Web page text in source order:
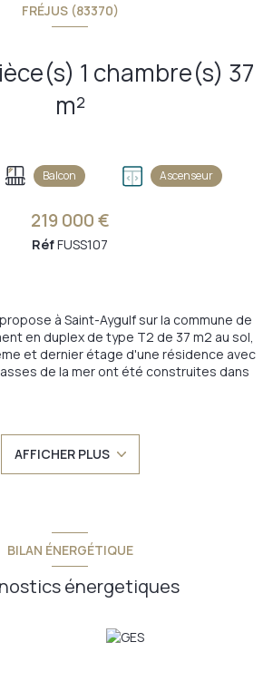
FRÉJUS (83370)
m²
Balcon Ascenseur
219 000 €
RéfFUSS107
à Saint-Aygulf sur la commune de
en duplex de type T2 de 37 m2 au sol,
et dernier étage d'une résidence avec
de la mer ont été construites dans
sur le séjour avec deux accès balcon.
propose un espace nuit pouvant
Ouest.
ville.
les risques auxquels ce bien est exposé
un agent commercial
AFFICHER PLUS
BILAN ÉNERGÉTIQUE
énergetiques